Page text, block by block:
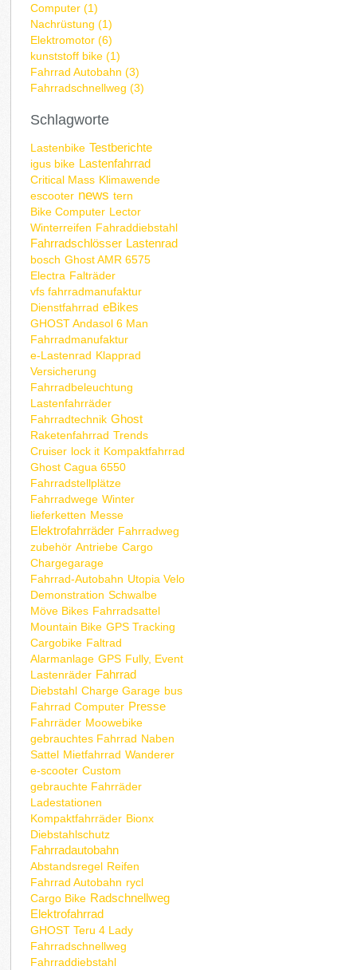
Computer (1)
Nachrüstung (1)
Elektromotor (6)
kunststoff bike (1)
Fahrrad Autobahn (3)
Fahrradschnellweg (3)
Schlagworte
Lastenbike Testberichte
igus bike Lastenfahrrad
Critical Mass Klimawende
escooter news tern
Bike Computer Lector
Winterreifen Fahraddiebstahl
Fahrradschlösser Lastenrad
bosch Ghost AMR 6575
Electra Falträder
vfs fahrradmanufaktur
Dienstfahrrad eBikes
GHOST Andasol 6 Man
Fahrradmanufaktur
e-Lastenrad Klapprad
Versicherung
Fahrradbeleuchtung
Lastenfahrräder
Fahrradtechnik Ghost
Raketenfahrrad Trends
Cruiser lock it Kompaktfahrrad
Ghost Cagua 6550
Fahrradstellplätze
Fahrradwege Winter
lieferketten Messe
Elektrofahrräder Fahrradweg
zubehör Antriebe Cargo
Chargegarage
Fahrrad-Autobahn Utopia Velo
Demonstration Schwalbe
Möve Bikes Fahrradsattel
Mountain Bike GPS Tracking
Cargobike Faltrad
Alarmanlage GPS Fully, Event
Lastenräder Fahrrad
Diebstahl Charge Garage bus
Fahrrad Computer Presse
Fahrräder Moowebike
gebrauchtes Fahrrad Naben
Sattel Mietfahrrad Wanderer
e-scooter Custom
gebrauchte Fahrräder
Ladestationen
Kompaktfahrräder Bionx
Diebstahlschutz
Fahrradautobahn
Abstandsregel Reifen
Fahrrad Autobahn rycl
Cargo Bike Radschnellweg
Elektrofahrrad
GHOST Teru 4 Lady
Fahrradschnellweg
Fahrraddiebstahl